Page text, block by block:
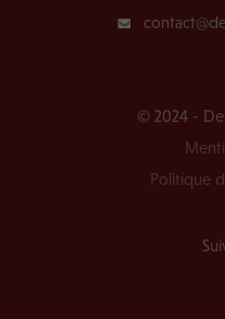
© 2024 -
Politique